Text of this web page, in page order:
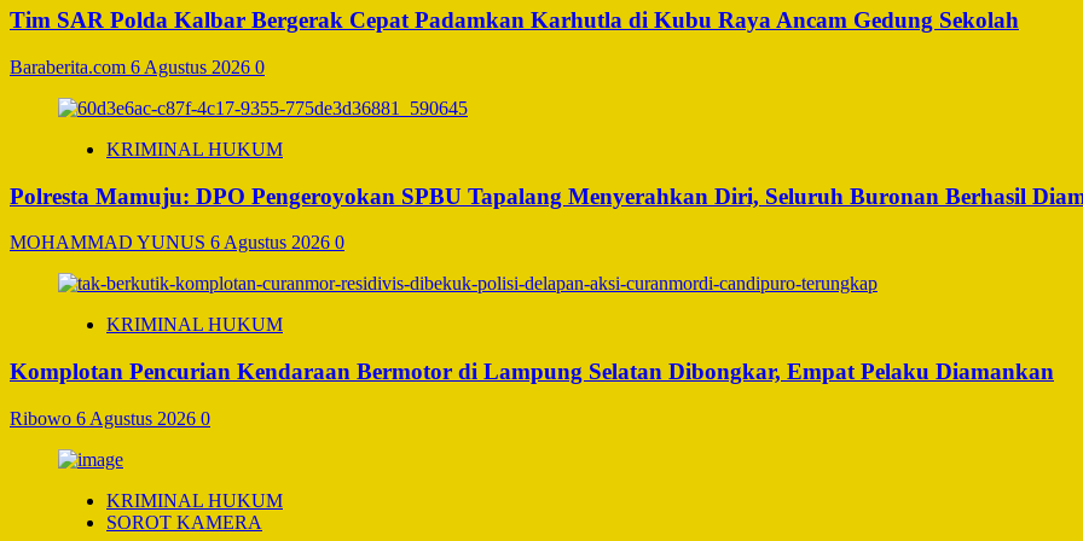
Tim SAR Polda Kalbar Bergerak Cepat Padamkan Karhutla di Kubu Raya Ancam Gedung Sekolah
Baraberita.com 6 Agustus 2026 0
KRIMINAL HUKUM
Polresta Mamuju: DPO Pengeroyokan SPBU Tapalang Menyerahkan Diri, Seluruh Buronan Berhasil
MOHAMMAD YUNUS 6 Agustus 2026 0
KRIMINAL HUKUM
Komplotan Pencurian Kendaraan Bermotor di Lampung Selatan Dibongkar, Empat Pelaku Diamankan
Ribowo 6 Agustus 2026 0
KRIMINAL HUKUM
SOROT KAMERA